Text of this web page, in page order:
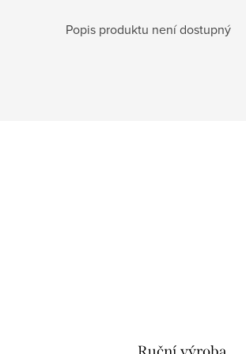
Popis produktu není dostupný